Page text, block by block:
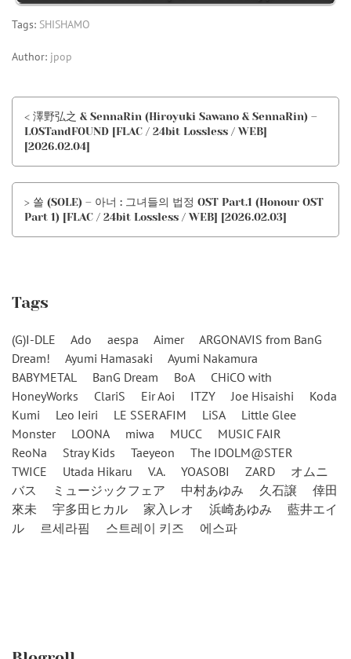
Tags: SHISHAMO
Author: jpop
< 澤野弘之 & SennaRin (Hiroyuki Sawano & SennaRin) –
LOSTandFOUND [FLAC / 24bit Lossless / WEB]
[2026.02.04]
> 쏠 (SOLE) – 아너 : 그녀들의 법정 OST Part.1 (Honour OST
Part 1) [FLAC / 24bit Lossless / WEB] [2026.02.03]
Tags
(G)I-DLE Ado aespa Aimer
ARGONAVIS from BanG
Dream!
Ayumi Hamasaki
Ayumi Nakamura
BABYMETAL
BanG Dream BoA
CHiCO with
HoneyWorks
ClariS Eir Aoi ITZY Joe Hisaishi
Koda
Kumi
Leo Ieiri LE SSERAFIM LiSA
Little Glee
Monster
LOONA miwa MUCC
MUSIC FAIR
ReoNa
Stray Kids Taeyeon
The IDOLM@STER
TWICE
Utada Hikaru V.A. YOASOBI ZARD
オムニ
バス
ミュージックフェア 中村あゆみ 久石譲
倖田
來未
宇多田ヒカル 家入レオ 浜崎あゆみ
藍井エイ
ル
르세라핌 스트레이 키즈 에스파